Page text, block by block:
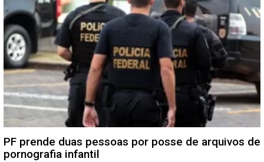
PF prende duas pessoas por posse de arquivos de
pornografia infantil